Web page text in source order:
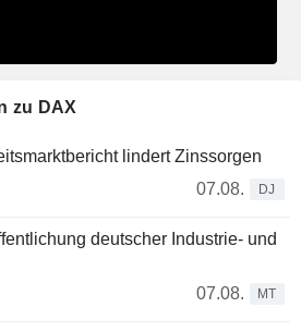
zu DAX
lindert Zinssorgen
07.08.
DJ
deutscher Industrie- und
07.08.
MT